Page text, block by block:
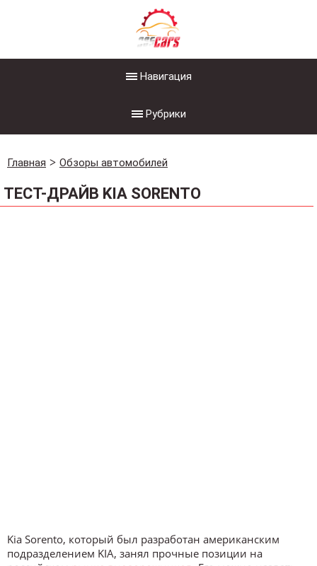
Навигация
Рубрики
Главная Обзоры автомобилей
ТЕСТ-ДРАЙВ KIA SORENTO
Kia Sorento, который был разработан американским
подразделением KIA, занял прочные позиции на